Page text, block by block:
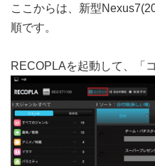
ここからは、新型
順です。
RECOPLAを起動して、「